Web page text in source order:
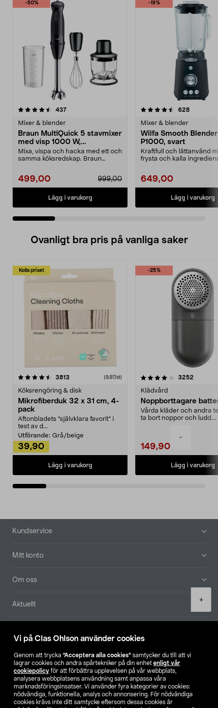
Vi på Clas Ohlson använder cookies
Genom att trycka ”Acceptera alla cookies” samtycker du till att vi
lagrar cookies och andra spårtekniker på din enhet enligt vår
cookiepolicy för att förbättra upplevelsen på vår webbplats,
analysera webbplatsens användning samt anpassa våra
marknadsföringsinsatser. Vi använder fyra kategorier av cookies:
nödvändiga, funktionella, analys och annonsering. För nödvändiga
cookies krävs inte ditt samtycke eftersom dessa cookies är
-
+
-50%
437recensioner
Mixer & blender
Braun MultiQuick 5 stavmixer
med visp 1000 W,
MQ50202M
Mixa, vispa och hacka med ett och
samma köksredskap. Braun
499,00 999,00
Lägg i varukorg
-19%
4.5 av 5 stjärnor 628
Mixer & blender
Wilfa Smooth
P1000, svart
Kraftfull och lättanvänd
frysta och kalla
649,00
Lägg i varukorg
4.5 av 5 stjärnor
Ovanligt bra pris på vanliga saker
Kolla priset
3813 (9,97/st)
Köksrengöring & disk
Mikrofiberduk 32 x 31 cm, 4-
pack
Aftonbladets "självklara favorit” i
test av d...
Utförande: Grå/beige
39,90
Lägg i varukorg
-25%
4.0av 5 stjärnor 3252
Klädvård
Noppborttagare
Vårda kläder och andra
ta bort noppor och ludd.
149,90
Lägg i varukorg
4.5av 5 stjärnor
Sidfot
Kundservice
Mitt konto
Om oss
Aktuellt
Hitta butik
SE NO FI